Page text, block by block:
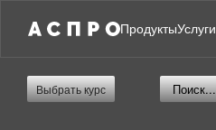
ПродуктыУслуги
Выбрать курс